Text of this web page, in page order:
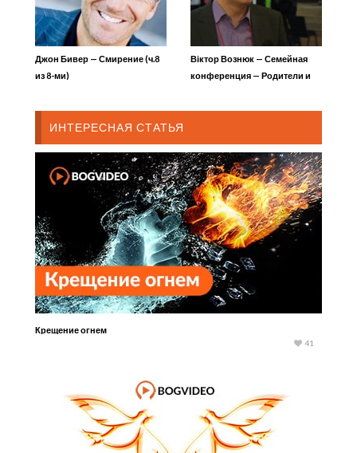
Джон Бивер — Смирение (ч.8
из 8-ми)
Віктор Вознюк — Семейная
конференция — Родители и
ИНТЕРЕСНАЯ СТАТЬЯ
Крещение огнем
41